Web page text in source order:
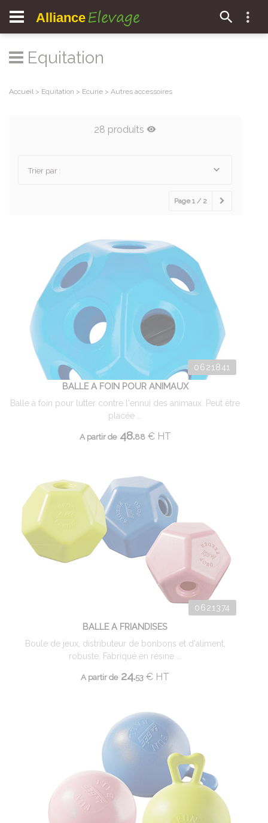
Alliance Elevage
Equitation
Accueil > Equitation > Ecurie > Autres accessoires
28 produits
Trier par :
Page 1 / 2
0621841
BALLE A FOIN POUR ANIMAUX
Balle à foin pour lutter contre l'ennui des animaux. Peut être
placée ...
A partir de48.88 €HT
0621374
BALLE A FRIANDISES
Boule de jeux, distributeur de bonbons et d'aliment,
robuste. Fabriqué en résine ...
A partir de24.53 € HT